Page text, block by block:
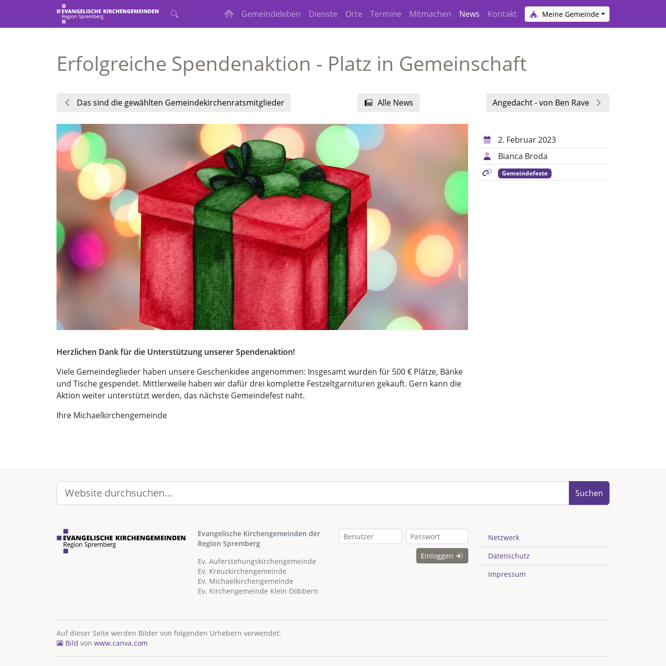
Gemeindeleben Dienste Orte Termine Mitmachen News Kontakt Meine Gemeinde
Erfolgreiche Spendenaktion - Platz in Gemeinschaft
Das sind die gewählten Gemeindekirchenratsmitglieder Alle News Angedacht - von Ben Rave
Herzlichen Dank für die Unterstützung unserer Spendenaktion!
Viele Gemeindeglieder haben unsere Geschenkidee angenommen: Insgesamt wurden für 500 € Plätze, Bänke
und Tische gespendet. Mittlerweile haben wir dafür drei komplette Festzeltgarnituren gekauft. Gern kann die
Aktion weiter unterstützt werden, das nächste Gemeindefest naht.
Ihre Michaelkirchengemeinde
2. Februar 2023
Bianca Broda
Gemeindefeste
Suchen
Evangelische Kirchengemeinden der
Region Spremberg
Ev. Auferstehungskirchengemeinde
Ev. Kreuzkirchengemeinde
Ev. Michaelkirchengemeinde
Ev. Kirchengemeinde Klein Döbbern
Einloggen
Netzwerk
Datenschutz
Impressum
Auf dieser Seite werden Bilder von folgenden Urhebern verwendet:
Bild von www.canva.com